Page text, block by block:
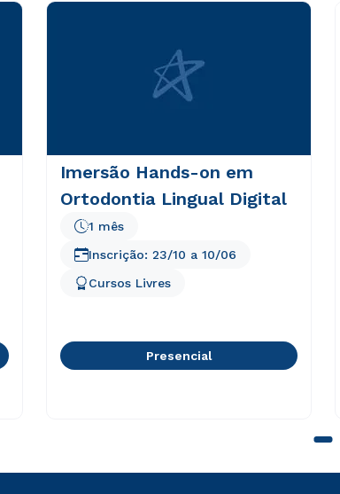
Imersão Hands-on em
Ortodontia Lingual Digital
1 mês
Cursos Livres
Inscrição: 23/10 a 10/06
Presencial
autorizo que meus dados
envio de conteúdos do Cesuca.
autorizo que meus dados
envio de conteúdos da